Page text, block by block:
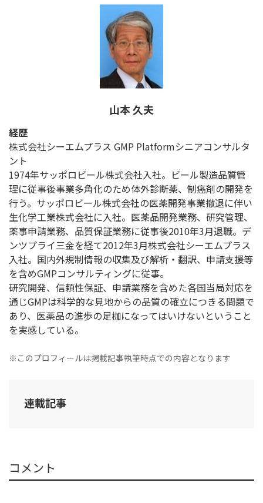
山本 久夫
経歴
株式会社シーエムプラス GMP Platformシニアコンサルタ
ント
1974年サッポロビール株式会社入社。ビール製造品質管
理に従事後事業多角化のため体外診断薬、制癌剤の開発を
行う。サッポロビール株式会社の医薬開発事業撤退に伴い
生化学工業株式会社に入社。医薬品開発業務、研究管理、
薬事申請業務、品質保証業務に従事後2010年3月退職。デ
ンツプライ三金を経て2012年3月株式会社シーエムプラス
入社。国内外規制情報の収集及び解析・翻訳、申請支援等
を含めGMPコンサルティングに従事。
研究開発、信頼性保証、申請業務を含めた各国当局対応を
通じGMPは科学的な見地からの品質の確立につきる問題で
あり、医薬品の進歩の足枷になってはいけないということ
を実感している。
※このプロフィールは掲載記事執筆時点での内容となります
連載記事
コメント